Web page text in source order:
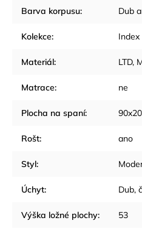
Barva korpusu: Dub
Kolekce: Index
Materiál: LTD,
Matrace: ne
Plocha na spaní:
Rošt: ano
Styl:
Úchyt: Dub,
Výška ložné plochy: 53